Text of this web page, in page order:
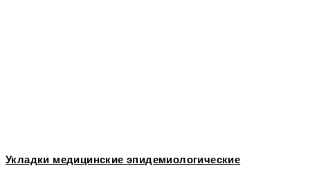
Укладки медицинские эпидемиологические